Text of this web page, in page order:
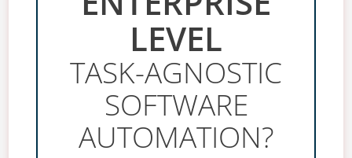
LEVEL
TASK-AGNOSTIC
SOFTWARE
AUTOMATION?